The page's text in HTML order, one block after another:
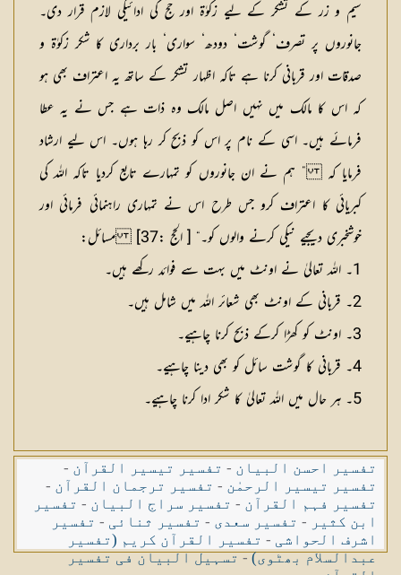
سیم و زر کے تشکر کے لیے زکوٰۃ اور حج کی ادائیگی لازم قرار دی۔
جانوروں پر تصرف‘ گوشت‘ دودھ‘ سواری‘ بار برداری کا شکر زکوٰۃ و
صدقات اور قربانی کرنا ہے تاکہ اظہار تشکر کے ساتھ یہ اعتراف بھی ہو
کہ اس کا مالک میں نہیں اصل مالک وہ ذات ہے جس نے یہ عطا
فرمائے ہیں۔ اسی کے نام پر اس کو ذبح کر رہا ہوں۔ اس لیے ارشاد
فرمایا کہ ” ہم نے ان جانوروں کو تمہارے تابع کردیا تاکہ اللہ کی
کبریائی کا اعتراف کرو جس طرح اس نے تمہاری راہنمائی فرمائی اور
خوشخبری دیجیے نیکی کرنے والوں کو۔“ [ الحج :37]
مسائل:
1۔ اللہ تعالیٰ نے اونٹ میں بہت سے فوائد رکھے ہیں۔
2۔ قربانی کے اونٹ بھی شعائر اللہ میں شامل ہیں۔
3۔ اونٹ کو کھڑا کرکے ذبح کرنا چاہیے۔
4۔ قربانی کا گوشت سائل کو بھی دینا چاہیے۔
5۔ ہر حال میں اللہ تعالیٰ کا شکر ادا کرنا چاہیے۔
تفسیر احسن البیان - تفسیر تیسیر القرآن -
تفسیر تیسیر الرحمٰن - تفسیر ترجمان القرآن -
تفسیر فہم القرآن - تفسیر سراج البیان - تفسیر
ابن کثیر - تفسیر سعدی - تفسیر ثنائی - تفسیر
اشرف الحواشی - تفسیر القرآن کریم (تفسیر
عبدالسلام بھٹوی)-تسہیل البیان فی تفسیر